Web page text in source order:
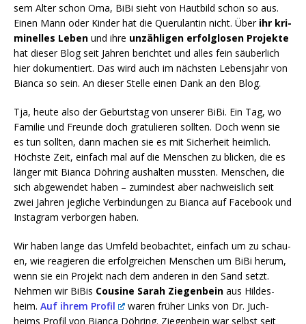
sem Alter schon Oma, BiBi sieht von Haut­bild schon so aus.
Einen Mann oder Kin­der hat die Que­ru­lan­tin nicht. Über ihr kri­
mi­nel­les Leben und ihre unzäh­li­gen erfolg­lo­sen Pro­jek­te
hat die­ser Blog seit Jah­ren berich­tet und alles fein säu­ber­lich
hier doku­men­tiert. Das wird auch im nächs­ten Lebens­jahr von
Bian­ca so sein. An die­ser Stel­le einen Dank an den Blog.
Tja, heu­te also der Geburts­tag von unse­rer BiBi. Ein Tag, wo
Fami­lie und Freun­de doch gra­tu­lie­ren soll­ten. Doch wenn sie
es tun soll­ten, dann machen sie es mit Sicher­heit heim­lich.
Höchs­te Zeit, ein­fach mal auf die Men­schen zu bli­cken, die es
län­ger mit Bian­ca Döh­ring aus­hal­ten muss­ten. Men­schen, die
sich abge­wen­det haben – zumin­dest aber nach­weis­lich seit
zwei Jah­ren jeg­li­che Ver­bin­dun­gen zu Bian­ca auf Face­book und
Insta­gram ver­bor­gen haben.
Wir haben lan­ge das Umfeld beob­ach­tet, ein­fach um zu schau­
en, wie reagie­ren die erfolg­rei­chen Men­schen um BiBi her­um,
wenn sie ein Pro­jekt nach dem ande­ren in den Sand setzt.
Neh­men wir BiBis Cou­si­ne Sarah Zie­gen­bein aus Hil­des­
heim. Auf ihrem Pro­fil
waren frü­her Links von Dr. Juch­
heims Pro­fil von Bian­ca Döh­ring. Zie­gen­bein war selbst seit